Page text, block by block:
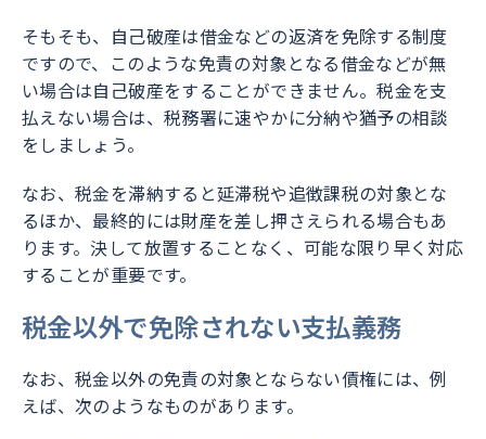
そもそも、自己破産は借金などの返済を免除する制度
ですので、このような免責の対象となる借金などが無
い場合は自己破産をすることができません。税金を支
払えない場合は、税務署に速やかに分納や猶予の相談
をしましょう。
なお、税金を滞納すると延滞税や追徴課税の対象とな
るほか、最終的には財産を差し押さえられる場合もあ
ります。決して放置することなく、可能な限り早く対応
することが重要です。
税金以外で免除されない支払義務
なお、税金以外の免責の対象とならない債権には、例
えば、次のようなものがあります。